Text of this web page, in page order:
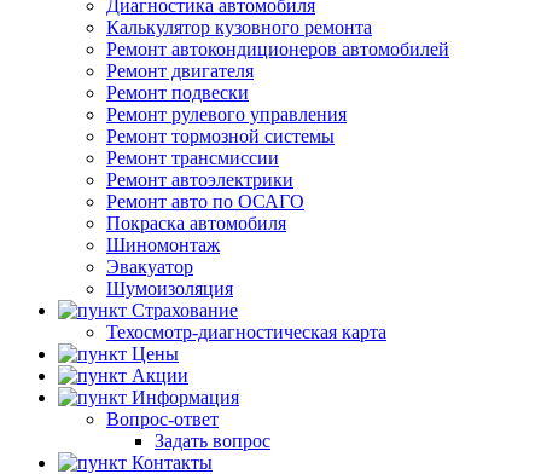
Диагностика автомобиля
Калькулятор кузовного ремонта
Ремонт автокондиционеров автомобилей
Ремонт двигателя
Ремонт подвески
Ремонт рулевого управления
Ремонт тормозной системы
Ремонт трансмиссии
Ремонт автоэлектрики
Ремонт авто по ОСАГО
Покраска автомобиля
Шиномонтаж
Эвакуатор
Шумоизоляция
Страхование
Техосмотр-диагностическая карта
Цены
Акции
Информация
Вопрос-ответ
Задать вопрос
Контакты